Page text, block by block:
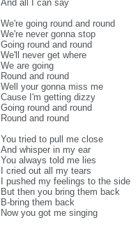
And all I can say
We're going round and round
We're never gonna stop
Going round and round
We'll never get where
We are going
Round and round
Well your gonna miss me
Cause I'm getting dizzy
Going round and round
Round and round
You tried to pull me close
And whisper in my ear
You always told me lies
I cried out all my tears
I pushed my feelings to the side
But then you bring them back
B-bring them back
Now you got me singing